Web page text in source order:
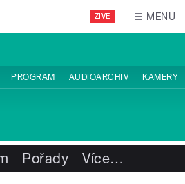
ŽIVĚ MENU
PROGRAM AUDIOARCHIV KAMERY
Pořady Více…